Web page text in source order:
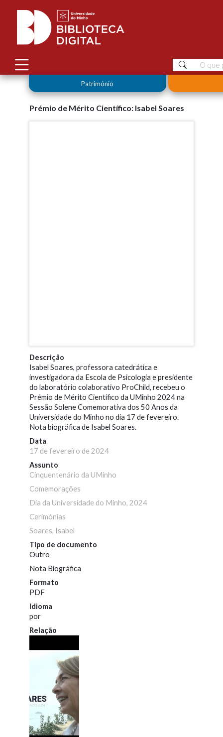
Património
Prémio de Mérito Científico: Isabel Soares
Descrição
Isabel Soares, professora catedrática e
investigadora da Escola de Psicologia e presidente
do laboratório colaborativo ProChild, recebeu o
Prémio de Mérito Científico da UMinho 2024 na
Sessão Solene Comemorativa dos 50 Anos da
Universidade do Minho no dia 17 de fevereiro.
Nota biográfica de Isabel Soares.
Data
17 de fevereiro de 2024
Assunto
Cinquentenário da UMinho
Comemorações
Dia da Universidade do Minho, 2024
Cerimónias
Soares, Isabel
Tipo de documento
Outro
Nota Biográfica
Formato
PDF
Idioma
por
Relação